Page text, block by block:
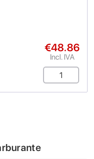
€48.86
Incl. IVA